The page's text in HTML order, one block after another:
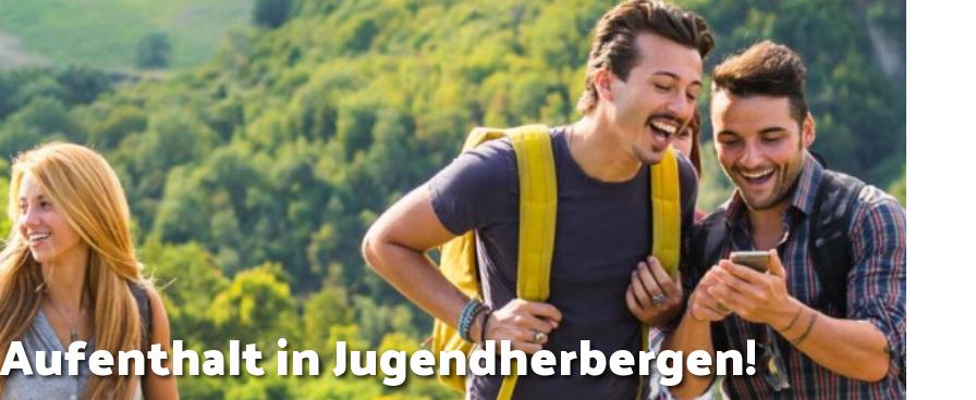
in Jugendherbergen!